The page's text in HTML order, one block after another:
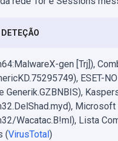
gen [Trj]),
ESET-
Generik.GZBNBIS),
Microsoft
Wacatac.B!ml), Lista
(VirusTotal)